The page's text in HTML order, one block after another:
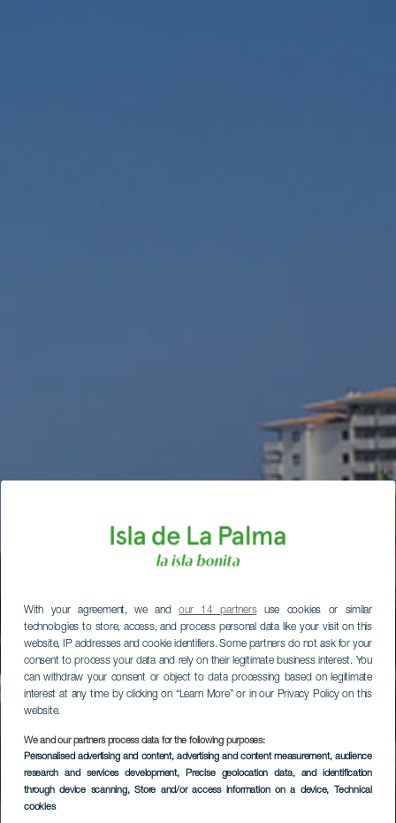
With your agreement, we andour 14 partnersuse cookies or similar
technologies to store, access, and process personal data like your visit on this
website, IP addresses and cookie identifiers. Some partners do not ask for your
consent to process your data and rely on their legitimate business interest. You
can withdraw your consent or object to data processing based on legitimate
interest at any time by clicking on “Learn More” or in our Privacy Policy on this
website.
We and our partners process data for the following purposes:
Personalised advertising and content, advertising and content measurement, audience
research and services development, Precise geolocation data, and identification
through device scanning, Store and/or access information on a device, Technical
cookies